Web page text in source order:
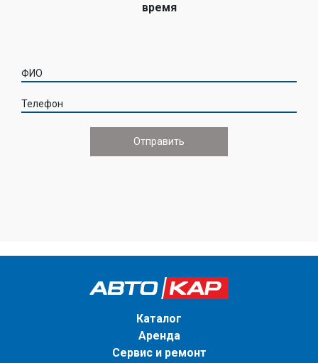
время
ФИО
Телефон
Каталог
Аренда
Сервис и ремонт